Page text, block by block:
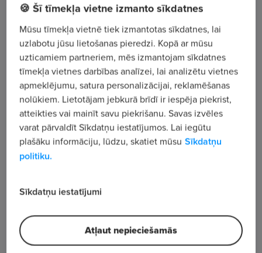
Upesgrīvas iela 27, Mārupes nov., Mārupe
Apskatīt visus sludinājumus
Uzņēmuma apraksts
951
Skatījumu skaits
🍪 Šī tīmekļa vietne izmanto sīkdatnes
Mūsu tīmekļa vietnē tiek izmantotas sīkdatnes, lai
uzlabotu jūsu lietošanas pieredzi. Kopā ar mūsu
uzticamiem partneriem, mēs izmantojam sīkdatnes
tīmekļa vietnes darbības analīzei, lai analizētu vietnes
apmeklējumu, satura personalizācijai, reklamēšanas
nolūkiem. Lietotājam jebkurā brīdī ir iespēja piekrist,
atteikties vai mainīt savu piekrišanu. Savas izvēles
varat pārvaldīt Sīkdatņu iestatījumos. Lai iegūtu
plašāku informāciju, lūdzu, skatiet mūsu Sīkdatņu
politiku.
Sīkdatņu iestatījumi
Atļaut nepieciešamās